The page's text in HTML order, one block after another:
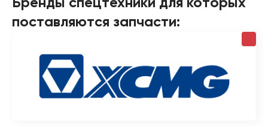
поставляются запчасти: